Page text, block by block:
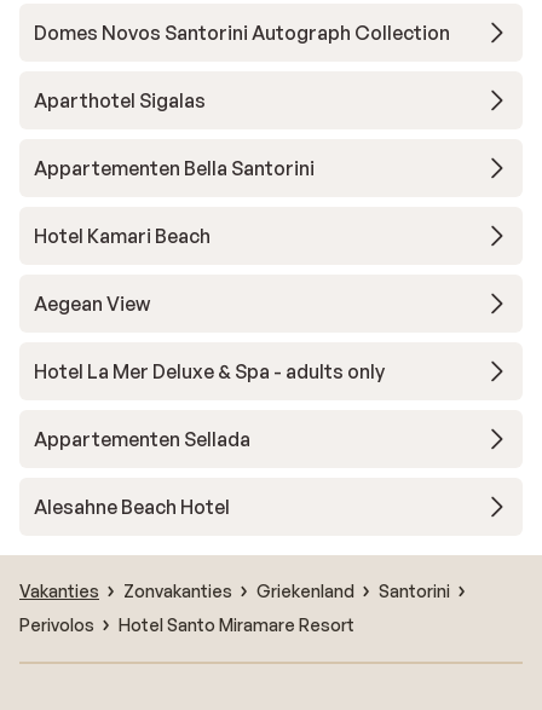
Domes Novos Santorini Autograph Collection
Aparthotel Sigalas
Appartementen Bella Santorini
Hotel Kamari Beach
Aegean View
Hotel La Mer Deluxe & Spa - adults only
Appartementen Sellada
Alesahne Beach Hotel
Vakanties Zonvakanties Griekenland
Santorini
Perivolos
Hotel Santo Miramare Resort